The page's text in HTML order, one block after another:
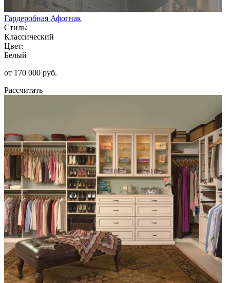
Гардеробная Афогнак
Стиль:
Классический
Цвет:
Белый
от 170 000 руб.
Рассчитать